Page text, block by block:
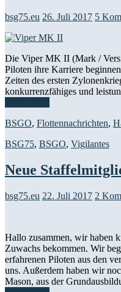
bsg75.eu 26. Juli 2017 5
Die Viper MK II (Mark /
Piloten ihre Karriere
Zeiten des ersten
konkurrenzfähiges und
BSGO, Flottennachrichten,
BSG75, BSGO, Vigilantes
Neue
bsg75.eu 22. Juli 2017 2
Hallo zusammen, wir haben
Zuwachs bekommen. Wir
erfahrenen Piloten aus den
uns. Außerdem haben wir
Mason, aus der